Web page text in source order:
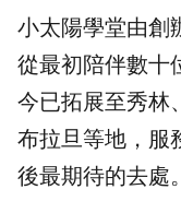
小太陽學堂由創
從最初陪伴數十
今已拓展至秀林
布拉旦等地，服
後最期待的去處。